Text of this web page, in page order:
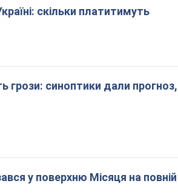
скільки платитимуть
грози: синоптики дали
у поверхню Місяця на повній